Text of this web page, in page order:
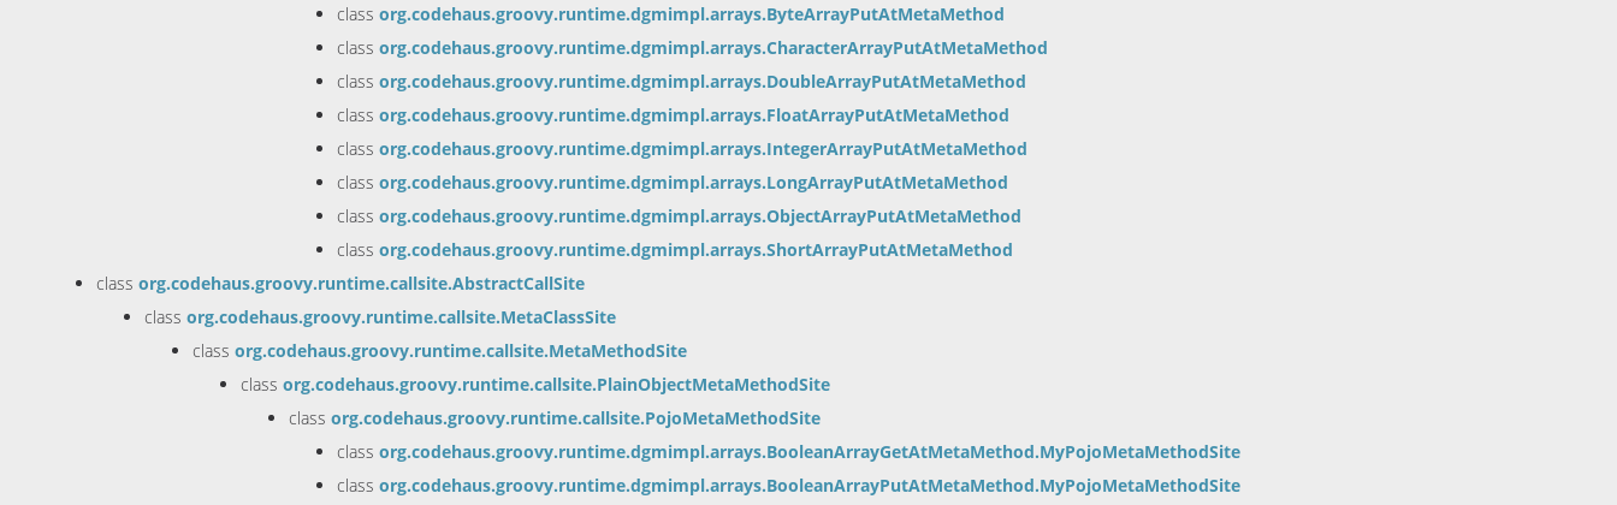
class org.codehaus.groovy.runtime.dgmimpl.arrays.ByteArrayPutAtMetaMethod
class org.codehaus.groovy.runtime.dgmimpl.arrays.CharacterArrayPutAtMetaMethod
class org.codehaus.groovy.runtime.dgmimpl.arrays.DoubleArrayPutAtMetaMethod
class org.codehaus.groovy.runtime.dgmimpl.arrays.FloatArrayPutAtMetaMethod
class org.codehaus.groovy.runtime.dgmimpl.arrays.IntegerArrayPutAtMetaMethod
class org.codehaus.groovy.runtime.dgmimpl.arrays.LongArrayPutAtMetaMethod
class org.codehaus.groovy.runtime.dgmimpl.arrays.ObjectArrayPutAtMetaMethod
class org.codehaus.groovy.runtime.dgmimpl.arrays.ShortArrayPutAtMetaMethod
class org.codehaus.groovy.runtime.callsite.AbstractCallSite
class org.codehaus.groovy.runtime.callsite.MetaClassSite
class org.codehaus.groovy.runtime.callsite.MetaMethodSite
class org.codehaus.groovy.runtime.callsite.PlainObjectMetaMethodSite
class org.codehaus.groovy.runtime.callsite.PojoMetaMethodSite
class org.codehaus.groovy.runtime.dgmimpl.arrays.BooleanArrayGetAtMetaMethod.MyPojoMetaMethodSite
class org.codehaus.groovy.runtime.dgmimpl.arrays.BooleanArrayPutAtMetaMethod.MyPojoMetaMethodSite